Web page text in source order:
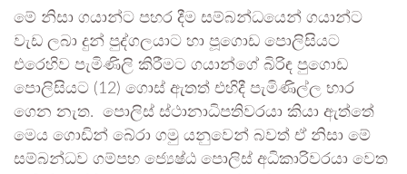
මේ නිසා ගයාන්ට පහර දීම සම්බන්ධයෙන් ගයාන්ට
වැඩ ලබා දුන් පුද්ගලයාට හා පූගොඩ පොලිසියට
එරෙහිව පැමිණිලි කිරීමට ගයාන්ගේ බිරිඳ පුගොඩ
පොලිසියට (12) ගොස් ඇතත් එහිදී පැමිණිල්ල භාර
ගෙන නැත. පොලිස් ස්ථානාධිපතිවරයා කියා ඇත්තේ
මෙය ගොඩින් බේරා ගමු යනුවෙන් බවත් ඒ නිසා මේ
සම්බන්ධව ගම්පහ ජ්‍යෙෂ්ඨ පොලිස් අධිකාරිවරයා වෙත